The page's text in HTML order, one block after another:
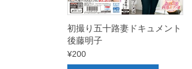
初撮り五十路妻ドキュメント
後藤明子
¥200